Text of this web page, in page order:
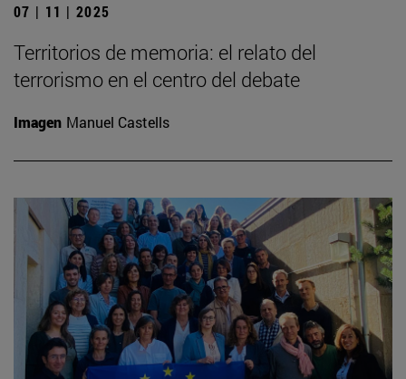
07 | 11 | 2025
Territorios de memoria: el relato del
terrorismo en el centro del debate
Imagen Manuel Castells